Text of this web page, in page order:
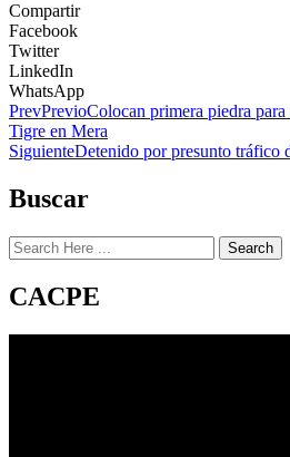
Compartir
Facebook
Twitter
LinkedIn
WhatsApp
PrevPrevioColocan primera piedra
Tigre en Mera
SiguienteDetenido por presunto tráfico
Buscar
Search
CACPE